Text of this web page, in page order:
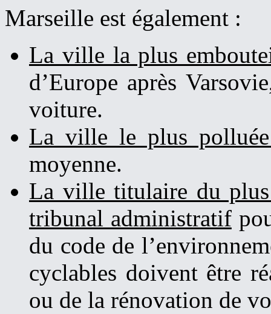
Marseille est également :
La ville la plus
d’Europe après
voiture.
La ville le plus
moyenne.
La ville titulaire du plus
tribunal administratif
du code de
cyclables doivent être
ou de la rénovation de